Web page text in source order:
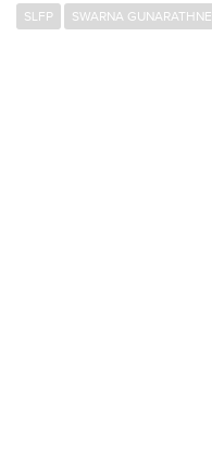
SLFP
SWARNA GUNARATHNE